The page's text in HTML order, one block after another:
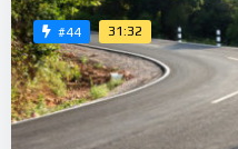
#44 31:32